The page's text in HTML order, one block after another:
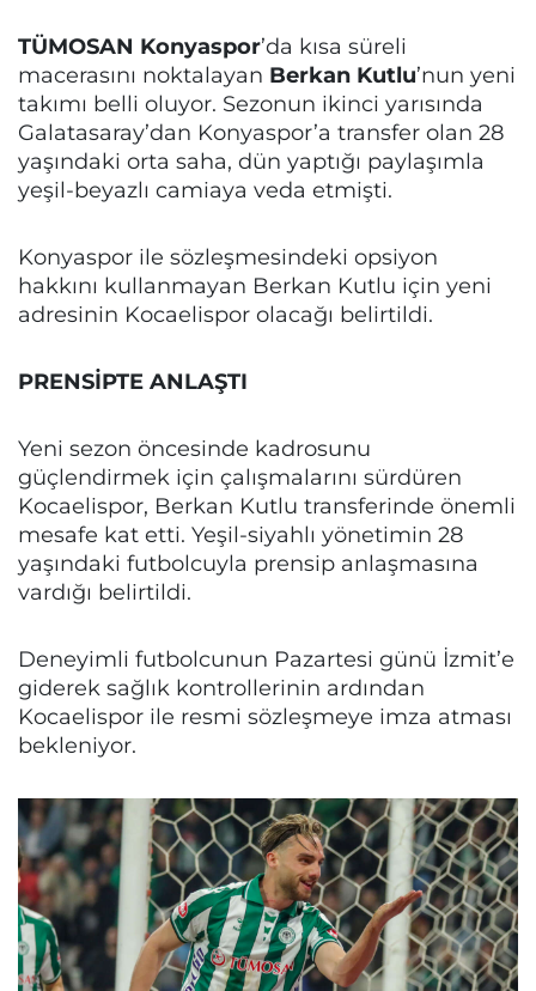
TÜMOSAN Konyaspor’da kısa süreli
macerasını noktalayan Berkan Kutlu’nun yeni
takımı belli oluyor. Sezonun ikinci yarısında
Galatasaray’dan Konyaspor’a transfer olan 28
yaşındaki orta saha, dün yaptığı paylaşımla
yeşil-beyazlı camiaya veda etmişti.
Konyaspor ile sözleşmesindeki opsiyon
hakkını kullanmayan Berkan Kutlu için yeni
adresinin Kocaelispor olacağı belirtildi.
PRENSİPTE ANLAŞTI
Yeni sezon öncesinde kadrosunu
güçlendirmek için çalışmalarını sürdüren
Kocaelispor, Berkan Kutlu transferinde önemli
mesafe kat etti. Yeşil-siyahlı yönetimin 28
yaşındaki futbolcuyla prensip anlaşmasına
vardığı belirtildi.
Deneyimli futbolcunun Pazartesi günü İzmit’e
giderek sağlık kontrollerinin ardından
Kocaelispor ile resmi sözleşmeye imza atması
bekleniyor.